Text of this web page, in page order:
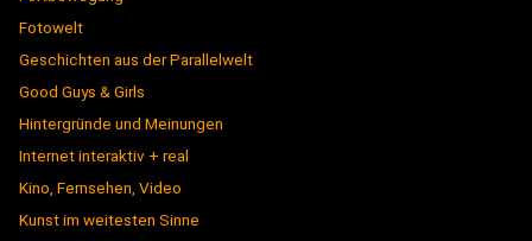
Fotowelt
Geschichten aus der Parallelwelt
Good Guys & Girls
Hintergründe und Meinungen
Internet interaktiv + real
Kino, Fernsehen, Video
Kunst im weitesten Sinne